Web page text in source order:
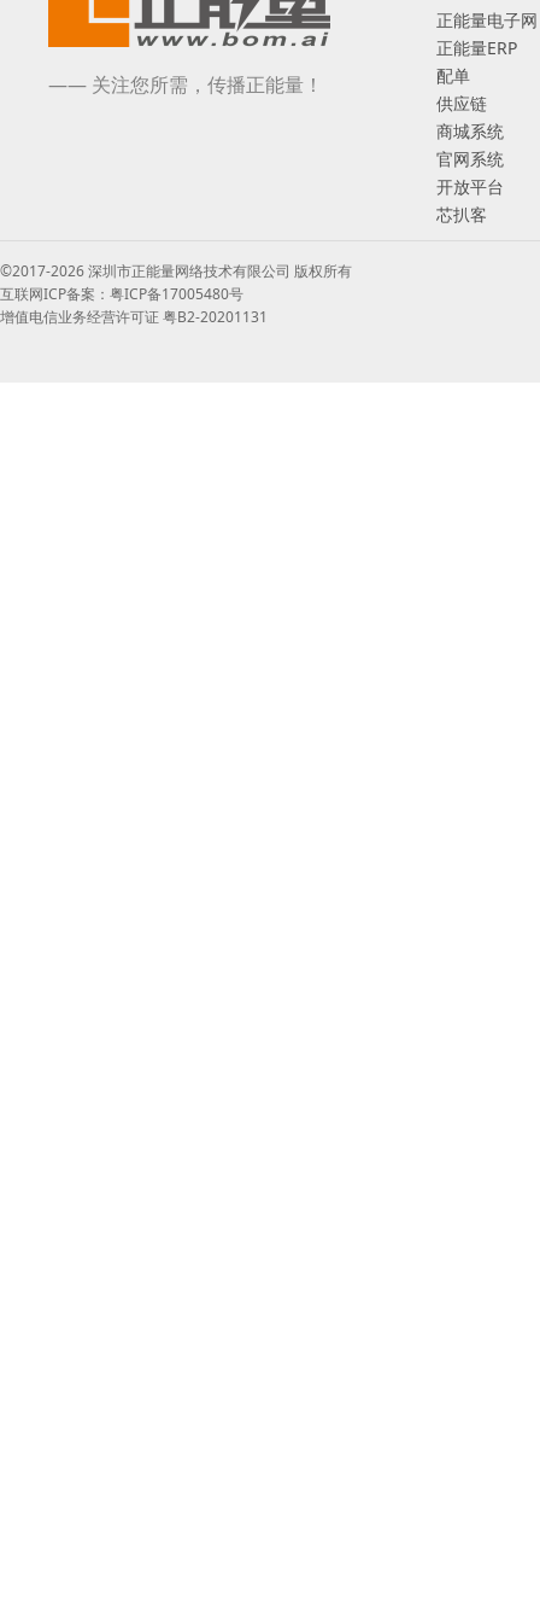
—— 关注您所需，传播正能量！
正能量电子网
正能量ERP
配单
供应链
商城系统
官网系统
开放平台
芯扒客
©2017-2026 深圳市正能量网络技术有限公司 版权所有
互联网ICP备案：粤ICP备17005480号
增值电信业务经营许可证 粤B2-20201131